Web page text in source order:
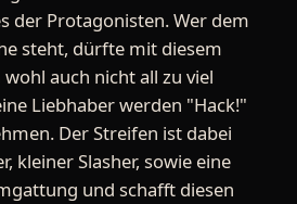
der Protagonisten. Wer dem
steht, dürfte mit diesem
auch nicht all zu viel
Liebhaber werden "Hack!"
Der Streifen ist dabei
kleiner Slasher, sowie eine
und schafft diesen